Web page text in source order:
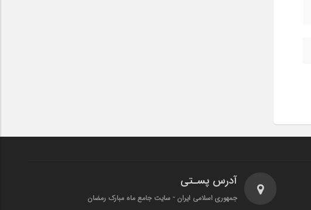
آدرس پسـتی
جمهوری اسلامی ایران - سایت جامع ماه مبارک رمضان